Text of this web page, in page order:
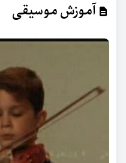
آموزش موسیقی